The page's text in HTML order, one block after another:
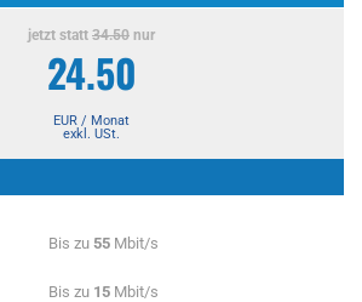
jetzt statt 34.50 nur
24.50
EUR / Monat
exkl. USt.
Bis zu 55 Mbit/s
Bis zu 15 Mbit/s